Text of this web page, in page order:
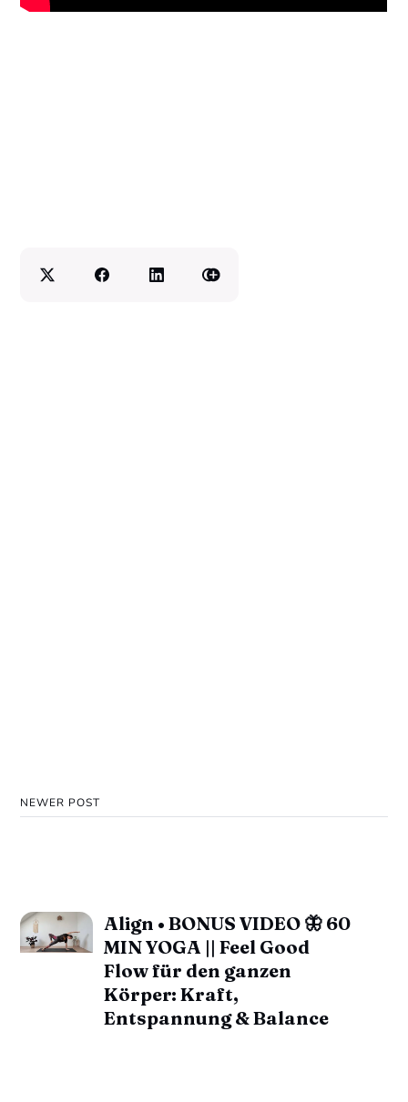
NEWER POST
Align • BONUS VIDEO 🦋 60
MIN YOGA || Feel Good
Flow für den ganzen
Körper: Kraft,
Entspannung & Balance